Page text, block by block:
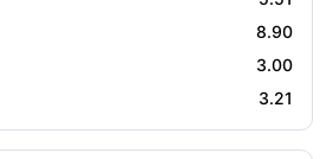
8.90
3.00
3.21